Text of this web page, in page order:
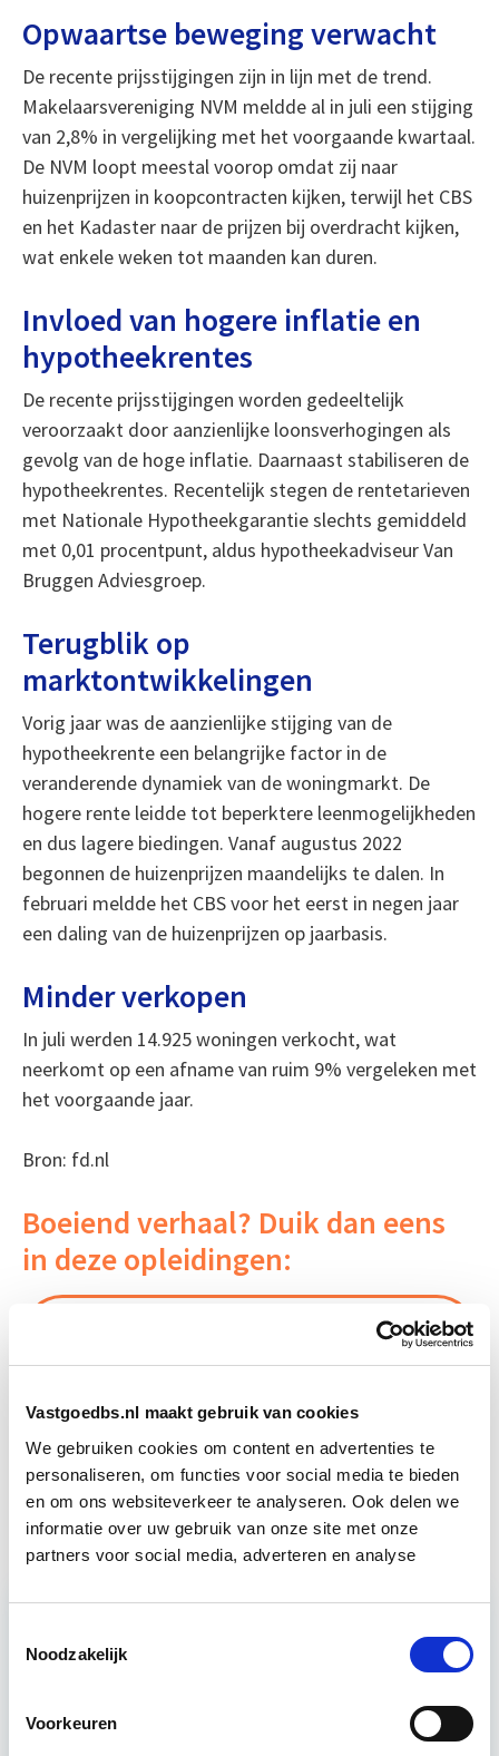
Vastgoedbs.nl maakt gebruik van cookies
We gebruiken cookies om content en advertenties te
personaliseren, om functies voor social media te bieden
en om ons websiteverkeer te analyseren. Ook delen we
informatie over uw gebruik van onze site met onze
partners voor social media, adverteren en analyse
Noodzakelijk
Voorkeuren
Opwaartse beweging verwacht
De recente prijsstijgingen zijn in lijn met de trend.
Makelaarsvereniging NVM meldde al in juli een stijging
van 2,8% in vergelijking met het voorgaande kwartaal.
De NVM loopt meestal voorop omdat zij naar
huizenprijzen in koopcontracten kijken, terwijl het CBS
en het Kadaster naar de prijzen bij overdracht kijken,
wat enkele weken tot maanden kan duren.
Invloed van hogere inflatie en
hypotheekrentes
De recente prijsstijgingen worden gedeeltelijk
veroorzaakt door aanzienlijke loonsverhogingen als
gevolg van de hoge inflatie. Daarnaast stabiliseren de
hypotheekrentes. Recentelijk stegen de rentetarieven
met Nationale Hypotheekgarantie slechts gemiddeld
met 0,01 procentpunt, aldus hypotheekadviseur Van
Bruggen Adviesgroep.
Terugblik op
marktontwikkelingen
Vorig jaar was de aanzienlijke stijging van de
hypotheekrente een belangrijke factor in de
veranderende dynamiek van de woningmarkt. De
hogere rente leidde tot beperktere leenmogelijkheden
en dus lagere biedingen. Vanaf augustus 2022
begonnen de huizenprijzen maandelijks te dalen. In
februari meldde het CBS voor het eerst in negen jaar
een daling van de huizenprijzen op jaarbasis.
Minder verkopen
In juli werden 14.925 woningen verkocht, wat
neerkomt op een afname van ruim 9% vergeleken met
het voorgaande jaar.
Bron: fd.nl
Boeiend verhaal? Duik dan eens
in deze opleidingen:
Start do
10 sep
Vastgoedmanagement Start wo 16 sep
Vastgoedbeheer Start wo 9 sep